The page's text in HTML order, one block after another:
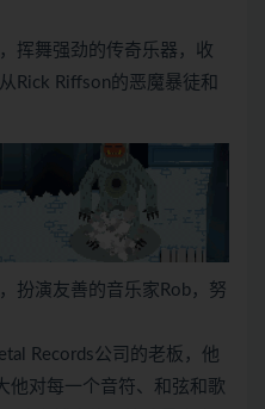
挥舞强劲的传奇乐器，收
Rick Riffson的恶魔暴徒和
扮演友善的音乐家Rob，努
Records公司的老板，他
他对每一个音符、和弦和歌